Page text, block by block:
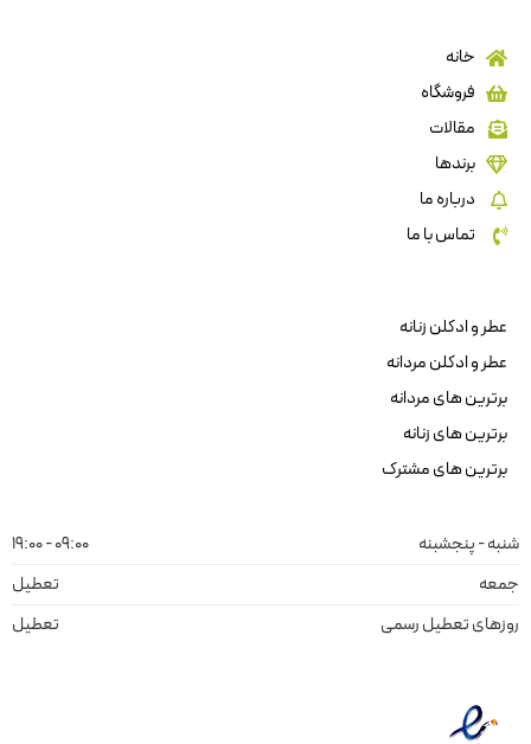
خانه
فروشگاه
مقالات
برندها
درباره ما
تماس با ما
عطر و ادکلن زنانه
عطر و ادکلن مردانه
برترین های مردانه
برترین های زنانه
برترین های مشترک
شنبه - پنجشبنه
09:00 - 19:00
جمعه
تعطیل
روزهای تعطیل رسمی
تعطیل